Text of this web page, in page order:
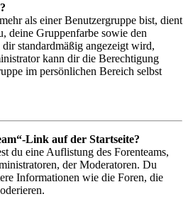
als einer Benutzergruppe bist, dient
deine Gruppenfarbe sowie den
standardmäßig angezeigt wird,
kann dir die Berechtigung
im persönlichen Bereich selbst
Link auf der Startseite?
du eine Auflistung des Forenteams,
der Moderatoren. Du
Informationen wie die Foren, die